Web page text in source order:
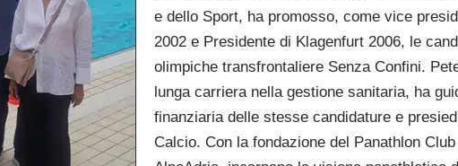
e dello Sport, ha promosso, come vice
2002 e Presidente di Klagenfurt 2006, le
olimpiche transfrontaliere Senza Confini.
lunga carriera nella gestione sanitaria, ha
finanziaria delle stesse candidature e
Calcio. Con la fondazione del Panathlon